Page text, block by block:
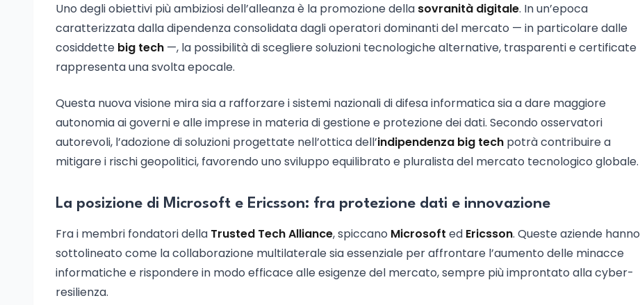
Uno degli obiettivi più ambiziosi dell’alleanza è la promozione della sovranità digitale. In un’epoca
caratterizzata dalla dipendenza consolidata dagli operatori dominanti del mercato — in particolare dalle
cosiddette big tech —, la possibilità di scegliere soluzioni tecnologiche alternative, trasparenti e certificate
rappresenta una svolta epocale.
Questa nuova visione mira sia a rafforzare i sistemi nazionali di difesa informatica sia a dare maggiore
autonomia ai governi e alle imprese in materia di gestione e protezione dei dati. Secondo osservatori
autorevoli, l’adozione di soluzioni progettate nell’ottica dell’indipendenza big tech potrà contribuire a
mitigare i rischi geopolitici, favorendo uno sviluppo equilibrato e pluralista del mercato tecnologico globale.
La posizione di Microsoft e Ericsson: fra protezione dati e innovazione
Fra i membri fondatori della Trusted Tech Alliance, spiccano Microsoft ed Ericsson. Queste aziende hanno
sottolineato come la collaborazione multilaterale sia essenziale per affrontare l’aumento delle minacce
informatiche e rispondere in modo efficace alle esigenze del mercato, sempre più improntato alla cyber-
resilienza.